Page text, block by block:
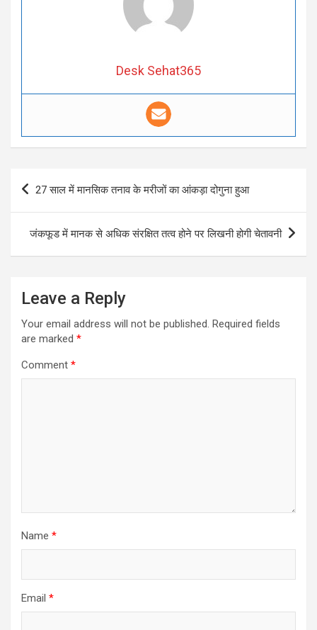
Desk Sehat365
Post
navigation
27 साल में मानसिक तनाव के मरीजों का आंकड़ा दोगुना हुआ
जंकफूड में मानक से अधिक संरक्षित तत्व होने पर लिखनी होगी चेतावनी
Leave a Reply
Your email address will not be published. Required fields
are marked *
Comment *
Name *
Email *